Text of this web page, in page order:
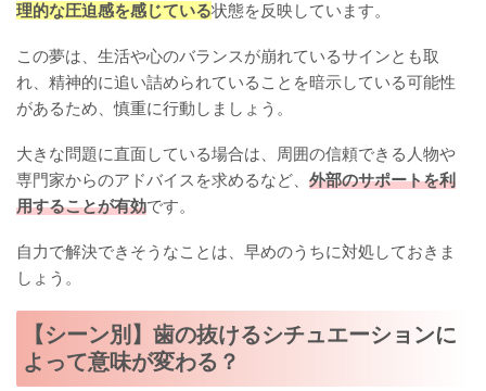
理的な圧迫感を感じている状態を反映しています。
この夢は、生活や心のバランスが崩れているサインとも取
れ、精神的に追い詰められていることを暗示している可能性
があるため、慎重に行動しましょう。
大きな問題に直面している場合は、周囲の信頼できる人物や
専門家からのアドバイスを求めるなど、 外部のサポートを利
用することが有効です。
自力で解決できそうなことは、早めのうちに対処しておきま
しょう。
【シーン別】歯の抜けるシチュエーションに
よって意味が変わる？